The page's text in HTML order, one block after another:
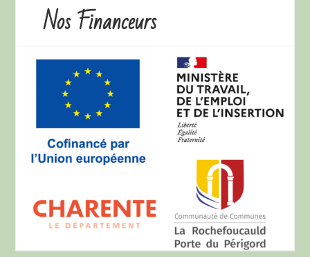
Nos Financeurs